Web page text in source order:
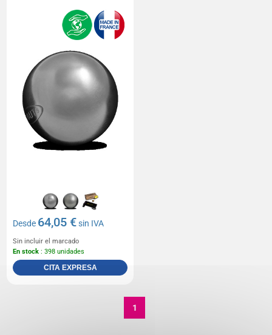
Desde 64,05 €sin IVA
Sin incluir el marcado
En stock : 398 unidades
CITA EXPRESA
1